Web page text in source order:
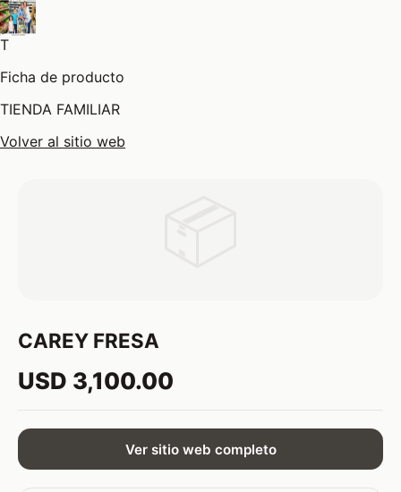
T
Ficha de producto
TIENDA FAMILIAR
Volver al sitio web
CAREY FRESA
USD 3,100.00
Ver sitio web completo